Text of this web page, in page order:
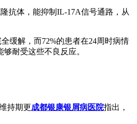
抗体，能抑制IL-17A信号通路，从
缓解，而72%的患者在24周时病情
耐受这些不良反应。
持期更成都银康银屑病医院指出，